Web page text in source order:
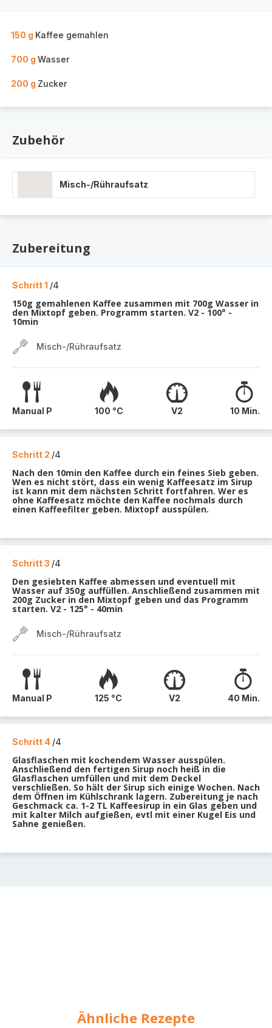
150 g Kaffee gemahlen
700 g Wasser
200 g Zucker
Zubehör
Misch-/Rühraufsatz
Zubereitung
Schritt 1 /4
150g gemahlenen Kaffee zusammen mit 700g Wasser in
den Mixtopf geben. Programm starten. V2 - 100° -
10min
Misch-/Rühraufsatz
Manual P 100 °C V2 10 Min.
Schritt 2 /4
Nach den 10min den Kaffee durch ein feines Sieb geben.
Wen es nicht stört, dass ein wenig Kaffeesatz im Sirup
ist kann mit dem nächsten Schritt fortfahren. Wer es
ohne Kaffeesatz möchte den Kaffee nochmals durch
einen Kaffeefilter geben. Mixtopf ausspülen.
Schritt 3 /4
Den gesiebten Kaffee abmessen und eventuell mit
Wasser auf 350g auffüllen. Anschließend zusammen mit
200g Zucker in den Mixtopf geben und das Programm
starten. V2 - 125° - 40min
Misch-/Rühraufsatz
Manual P 125 °C V2 40 Min.
Schritt 4 /4
Glasflaschen mit kochendem Wasser ausspülen.
Anschließend den fertigen Sirup noch heiß in die
Glasflaschen umfüllen und mit dem Deckel
verschließen. So hält der Sirup sich einige Wochen. Nach
dem Öffnen im Kühlschrank lagern. Zubereitung je nach
Geschmack ca. 1-2 TL Kaffeesirup in ein Glas geben und
mit kalter Milch aufgießen, evtl mit einer Kugel Eis und
Sahne genießen.
Ähnliche Rezepte